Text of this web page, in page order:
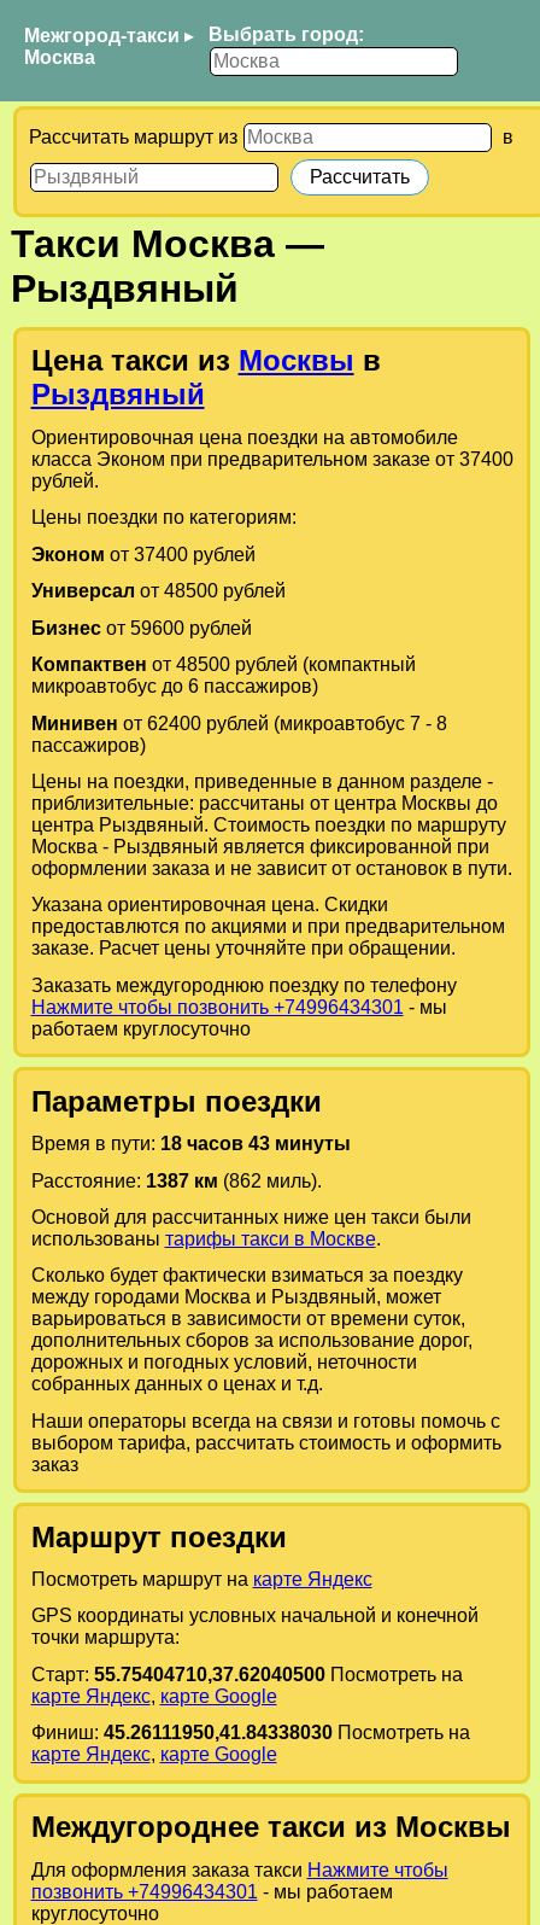
Межгород-такси ▸
Москва
Выбрать город:
Рассчитать маршрут из в
Такси Москва—
Рыздвяный
Цена такси из Москвы в
Рыздвяный
Ориентировочная цена поездки на автомобиле
класса Эконом при предварительном заказе от 37400
рублей.
Цены поездки по категориям:
Эконом от 37400 рублей
Универсал от 48500 рублей
Бизнесот 59600 рублей
Компактвен от 48500 рублей (компактный
микроавтобус до 6 пассажиров)
Минивен от 62400 рублей (микроавтобус 7 - 8
пассажиров)
Цены на поездки, приведенные в данном разделе -
приблизительные: рассчитаны от центра Москвы до
центра Рыздвяный. Стоимость поездки по маршруту
Москва - Рыздвяный является фиксированной при
оформлении заказа и не зависит от остановок в пути.
Указана ориентировочная цена. Скидки
предоставлются по акциями и при предварительном
заказе. Расчет цены уточняйте при обращении.
Заказать междугороднюю поездку по телефону
Нажмите чтобы позвонить +74996434301 - мы
работаем круглосуточно
Параметры поездки
Время в пути: 18 часов 43 минуты
Расстояние: 1387 км (862 миль).
Основой для рассчитанных ниже цен такси были
использованы тарифы такси в Москве.
Сколько будет фактически взиматься за поездку
между городами Москваи Рыздвяный, может
варьироваться в зависимости от времени суток,
дополнительных сборов за использование дорог,
дорожных и погодных условий, неточности
собранных данных о ценах и т.д.
Наши операторы всегда на связи и готовы помочь с
выбором тарифа, рассчитать стоимость и оформить
заказ
Маршрут поездки
Посмотреть маршрут на карте Яндекс
GPS координаты условных начальной и конечной
точки маршрута:
Старт: 55.75404710,37.62040500Посмотреть на
карте Яндекс, карте Google
Финиш: 45.26111950,41.84338030Посмотреть на
карте Яндекс, карте Google
Междугороднее такси из Москвы
Для оформления заказа такси Нажмите чтобы
позвонить +74996434301 - мы работаем
круглосуточно